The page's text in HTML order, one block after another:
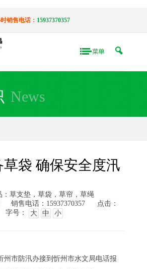
销售电话： 15937370357
News
袋 确保安全度汛
：草支垫，草袋，草帘，草绳
销售电话：15937370357
点击：
字号：
大 中 小
州市防汛办接到忻州市水文局电话报